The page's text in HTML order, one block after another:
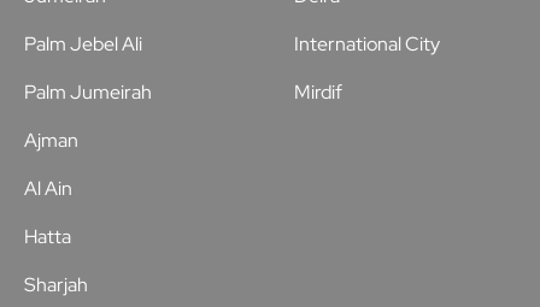
Palm Jebel Ali
Palm Jumeirah
International City
Mirdif
Ajman
Al Ain
Hatta
Sharjah